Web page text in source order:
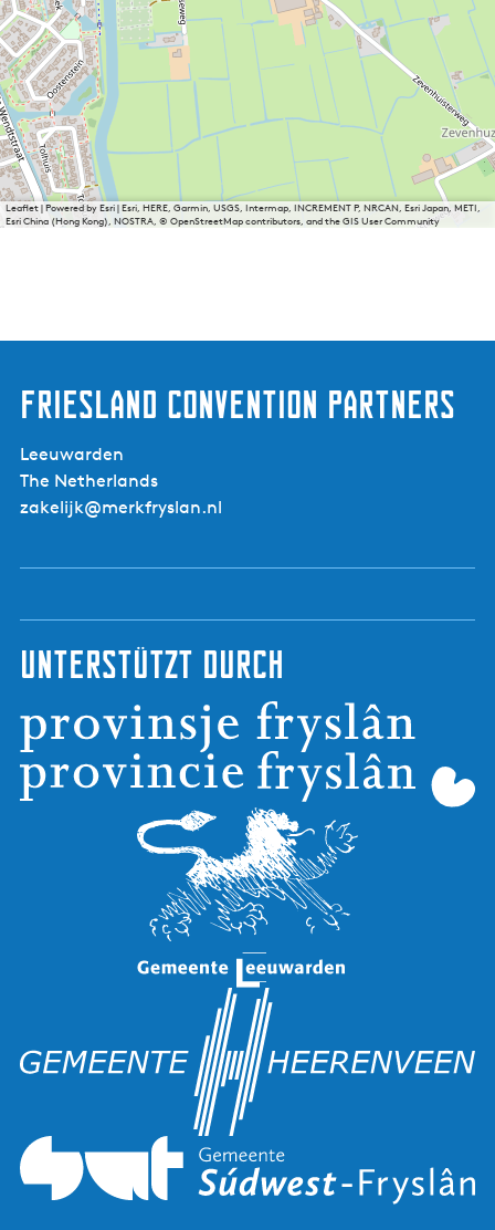
Leaflet|Powered by Esri | Esri, HERE, Garmin, USGS, Intermap, INCREMENT P, NRCAN, Esri Japan, METI,
Esri China (Hong Kong), NOSTRA, © OpenStreetMap contributors, and the GIS User Community
Friesland Convention Partners
Leeuwarden
The Netherlands
zakelijk@merkfryslan.nl
Unterstützt durch